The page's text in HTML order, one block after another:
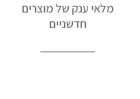
מלאי ענק של מוצרים
חדשניים